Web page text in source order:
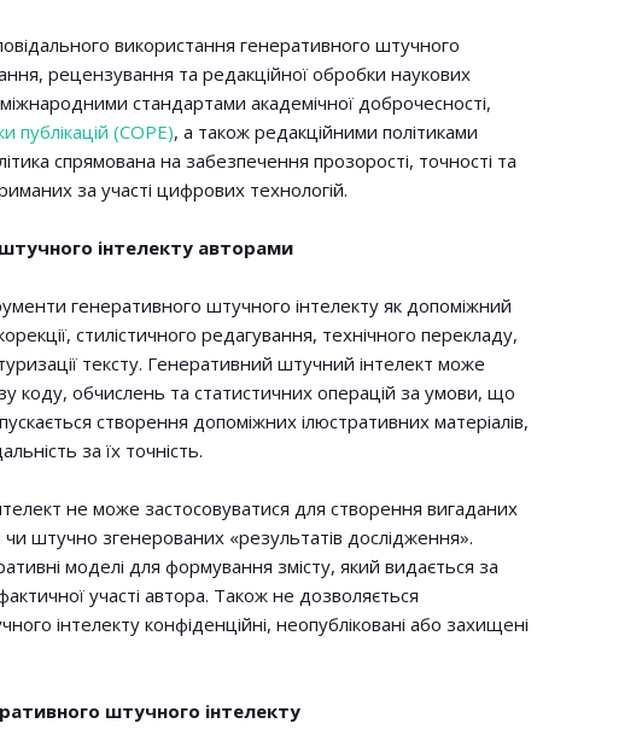
використання генеративного штучного
рецензування та редакційної обробки наукових
стандартами академічної доброчесності,
публікацій (COPE), а також редакційними політиками
спрямована на забезпечення прозорості, точності та
за участі цифрових технологій.
інтелекту авторами
генеративного штучного інтелекту як допоміжний
стилістичного редагування, технічного перекладу,
тексту. Генеративний штучний інтелект може
коду, обчислень та статистичних операцій за умови, що
створення допоміжних ілюстративних матеріалів,
за їх точність.
не може застосовуватися для створення вигаданих
штучно згенерованих «результатів дослідження».
моделі для формування змісту, який видається за
участі автора. Також не дозволяється
інтелекту конфіденційні, неопубліковані або захищені
штучного інтелекту